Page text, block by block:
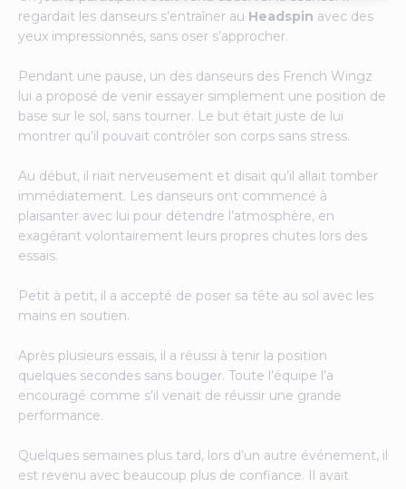
regardait les danseurs s’entraîner au Headspin avec des
yeux impressionnés, sans oser s’approcher.
Pendant une pause, un des danseurs des French Wingz
lui a proposé de venir essayer simplement une position de
base sur le sol, sans tourner. Le but était juste de lui
montrer qu’il pouvait contrôler son corps sans stress.
Au début, il riait nerveusement et disait qu’il allait tomber
immédiatement. Les danseurs ont commencé à
plaisanter avec lui pour détendre l’atmosphère, en
exagérant volontairement leurs propres chutes lors des
essais.
Petit à petit, il a accepté de poser sa tête au sol avec les
mains en soutien.
Après plusieurs essais, il a réussi à tenir la position
quelques secondes sans bouger. Toute l’équipe l’a
encouragé comme s’il venait de réussir une grande
performance.
Quelques semaines plus tard, lors d’un autre événement, il
est revenu avec beaucoup plus de confiance. Il avait